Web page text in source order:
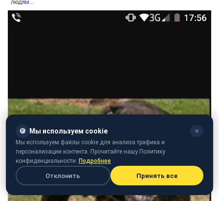
🍪 Мы используем cookie ✕
Мы используем файлы cookie для анализа трафика и
персонализации контента. Прочитайте нашу Политику
конфиденциальности. Подробнее
Отклонить Принять все